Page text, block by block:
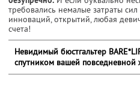
требовались немалые затраты
инноваций, открытий, любая
счета!
Невидимый бюстгальтер
спутником вашей повседневной